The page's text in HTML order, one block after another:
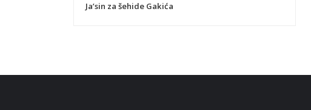
t
Ja’sin za šehide Gakića